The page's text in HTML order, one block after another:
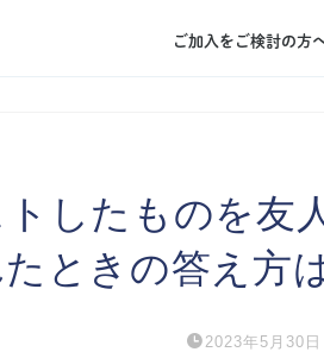
ご加入をご検討の方
したものを友
ときの答え方
2023年5月30日